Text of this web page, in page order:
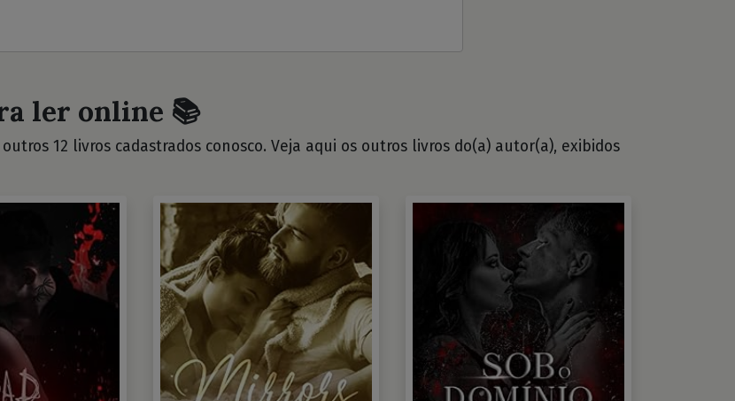
ler online 📚
12 livros cadastrados conosco. Veja aqui os outros livros do(a) autor(a), exibidos